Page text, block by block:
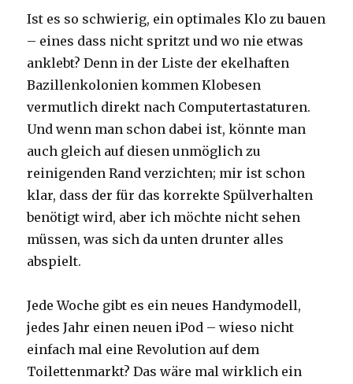
Ist es so schwierig, ein optimales Klo zu bauen
– eines dass nicht spritzt und wo nie etwas
anklebt? Denn in der Liste der ekelhaften
Bazillenkolonien kommen Klobesen
vermutlich direkt nach Computertastaturen.
Und wenn man schon dabei ist, könnte man
auch gleich auf diesen unmöglich zu
reinigenden Rand verzichten; mir ist schon
klar, dass der für das korrekte Spülverhalten
benötigt wird, aber ich möchte nicht sehen
müssen, was sich da unten drunter alles
abspielt.
Jede Woche gibt es ein neues Handymodell,
jedes Jahr einen neuen iPod – wieso nicht
einfach mal eine Revolution auf dem
Toilettenmarkt? Das wäre mal wirklich ein